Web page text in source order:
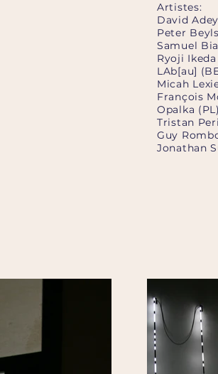
Artistes:
David
Peter
Samuel
Ryoji Ikeda
LAb[au]
Micah
François
Opalka (PL)
Tristan
Guy
Jonathan